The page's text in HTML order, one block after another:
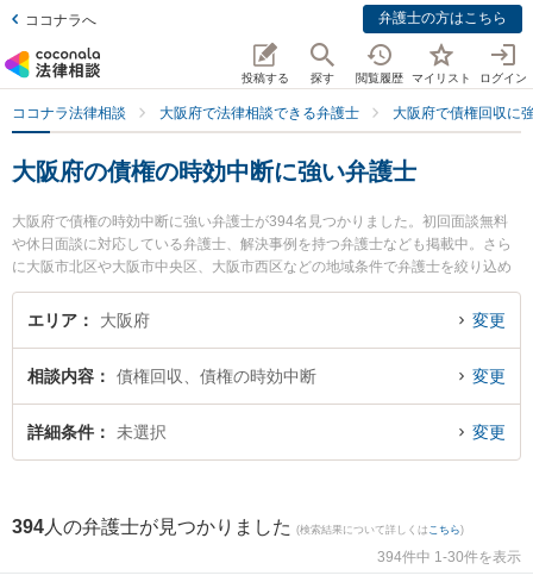
ココナラへ 弁護士の方はこちら
投稿する 探す 閲覧履歴 マイリスト ログイン
ココナラ法律相談 大阪府で法律相談できる弁護士 大阪府で債権回収に
大阪府の債権の時効中断に強い弁護士
大阪府で債権の時効中断に強い弁護士が394名見つかりました。初回面談無料
や休日面談に対応している弁護士、解決事例を持つ弁護士なども掲載中。さら
に大阪市北区や大阪市中央区、大阪市西区などの地域条件で弁護士を絞り込め
ます。債権回収に関係する売掛金回収や債権回収代行、債権の時効中断等の細
かな分野での絞り込み検索もでき便利です。特に大和法律事務所の釜田 佳孝弁
います。『大阪府で土日や夜間に発生した債権の時効中断のトラブルを今すぐ
に弁護士に相談したい』『債権の時効中断のトラブル解決の実績豊富な近くの
弁護士を検索したい』『初回相談無料で債権の時効中断を法律相談できる大阪
エリア 大阪府 変更
相談内容 債権回収、債権の時効中断 変更
詳細条件 未選択 変更
394 人の弁護士が見つかりました (検索結果について詳しくは こちら)
394件中 1-30件を表示